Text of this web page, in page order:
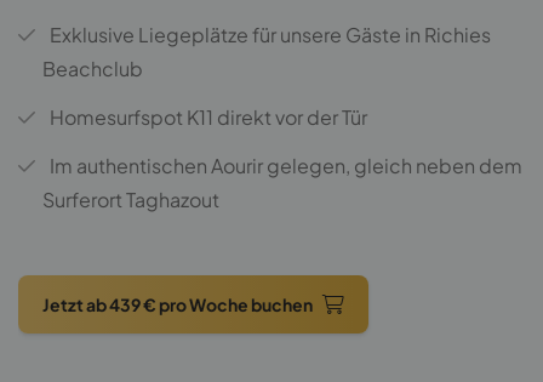
Exklusive Liegeplätze für unsere Gäste in Richies
Beachclub
Homesurfspot K11 direkt vor der Tür
Im authentischen Aourir gelegen, gleich neben dem
Surferort Taghazout
Jetzt ab 439 € pro Woche buchen